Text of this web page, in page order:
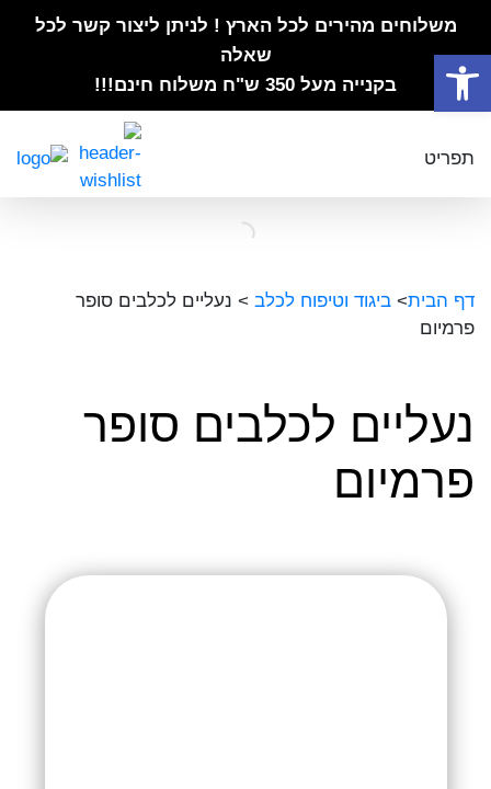
פתח סרגל נגישות
משלוחים מהירים לכל הארץ ! לניתן ליצור קשר לכל
שאלה
בקנייה מעל 350 ש"ח משלוח חינם!!!
תפריט
דף הבית> ביגוד וטיפוח לכלב > נעליים לכלבים סופר
פרמיום
נעליים לכלבים סופר
פרמיום